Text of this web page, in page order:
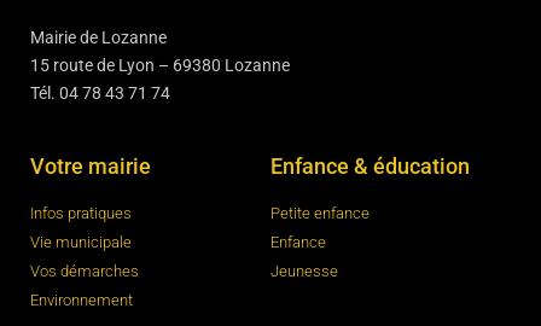
Mairie de Lozanne
15 route de Lyon – 69380 Lozanne
Tél. 04 78 43 71 74
Votre mairie
Infos pratiques
Vie municipale
Vos démarches
Environnement
Enfance & éducation
Petite enfance
Enfance
Jeunesse